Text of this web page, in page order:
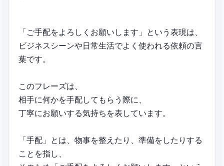
「ご手配をよろしくお願いします」という表現は、
ビジネスシーンや日常生活でよく使われる依頼の言
葉です。
このフレーズは、
相手に何かを手配してもらう際に、
丁寧にお願いする気持ちを表しています。
「手配」とは、物事を整えたり、準備をしたりする
ことを指し、